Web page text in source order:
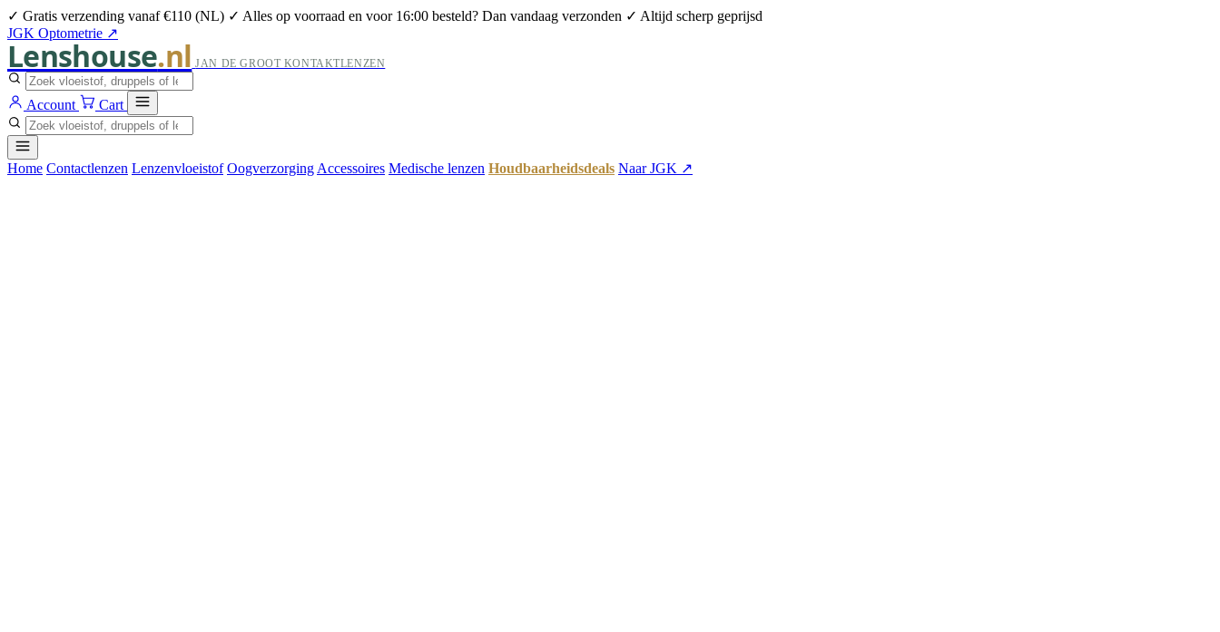
✓ Gratis verzending vanaf €110 (NL) ✓ Alles op voorraad en voor 16:00 besteld? Dan vandaag verzonden ✓ Altijd scherp geprijsd
JGK Optometrie ↗
Lenshouse.nl JAN DE GROOT KONTAKTLENZEN
Account Cart
Home Contactlenzen Lenzenvloeistof Oogverzorging Accessoires Medische lenzen Houdbaarheidsdeals Naar JGK ↗